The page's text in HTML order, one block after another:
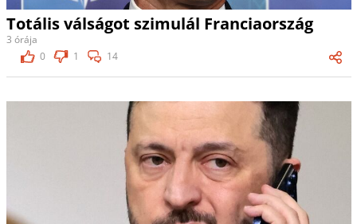
Totális válságot szimulál Franciaország
3 órája
0
1 14